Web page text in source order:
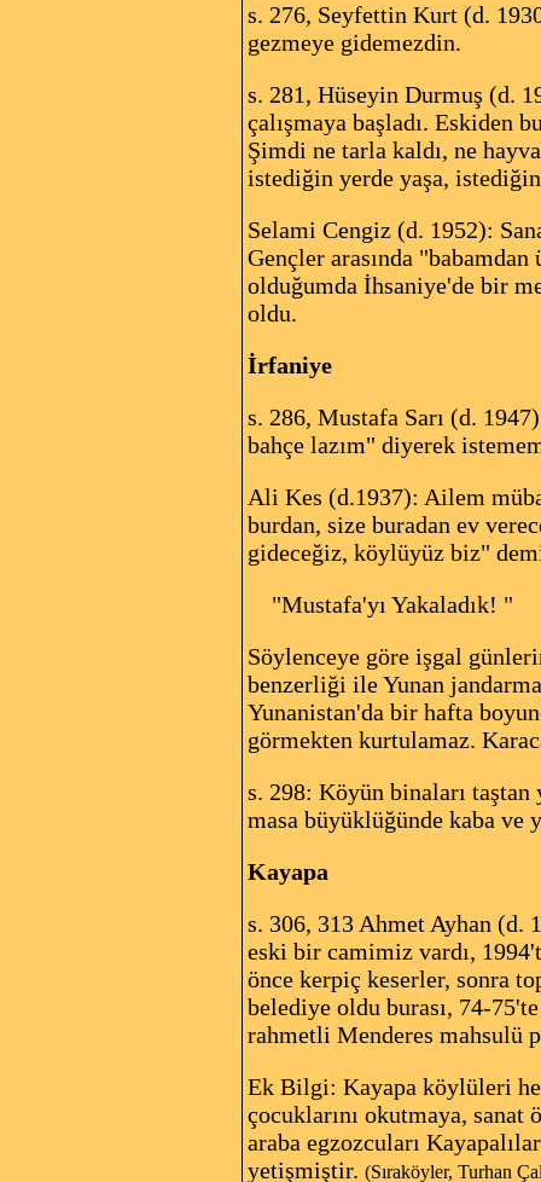
s. 276, Seyfettin Kurt (d.
gezmeye gidemezdin.
s. 281, Hüseyin Durmuş (d.
çalışmaya başladı. Eskiden
Şimdi ne tarla kaldı, ne
istediğin yerde yaşa,
Selami Cengiz (d. 1952):
Gençler arasında
olduğumda İhsaniye'de bir
oldu.
İrfaniye
s. 286, Mustafa Sarı (d.
bahçe lazım" diyerek
Ali Kes (d.1937): Ailem
burdan, size buradan ev
gideceğiz, köylüyüz biz"
"Mustafa'yı Yakaladık! "
Söylenceye göre işgal
benzerliği ile Yunan
Yunanistan'da bir hafta
görmekten kurtulamaz.
s. 298: Köyün binaları taştan
masa büyüklüğünde kaba ve
Kayapa
s. 306, 313 Ahmet Ayhan (d.
eski bir camimiz vardı,
önce kerpiç keserler, sonra
belediye oldu burası, 74-
rahmetli Menderes mahsulü
Ek Bilgi: Kayapa köylüleri
çocuklarını okutmaya, sanat
araba egzozcuları
yetişmiştir. (Sıraköyler, Turhan